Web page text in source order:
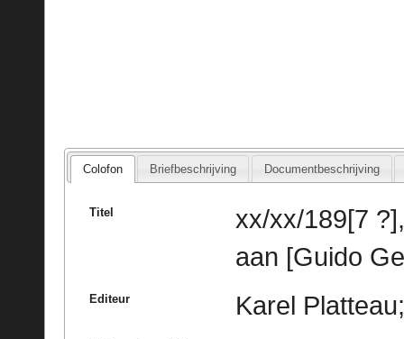
Colofon Briefbeschrijving Documentbeschrijving
Titel
xx/xx/189[7
aan [Guido
Editeur Karel